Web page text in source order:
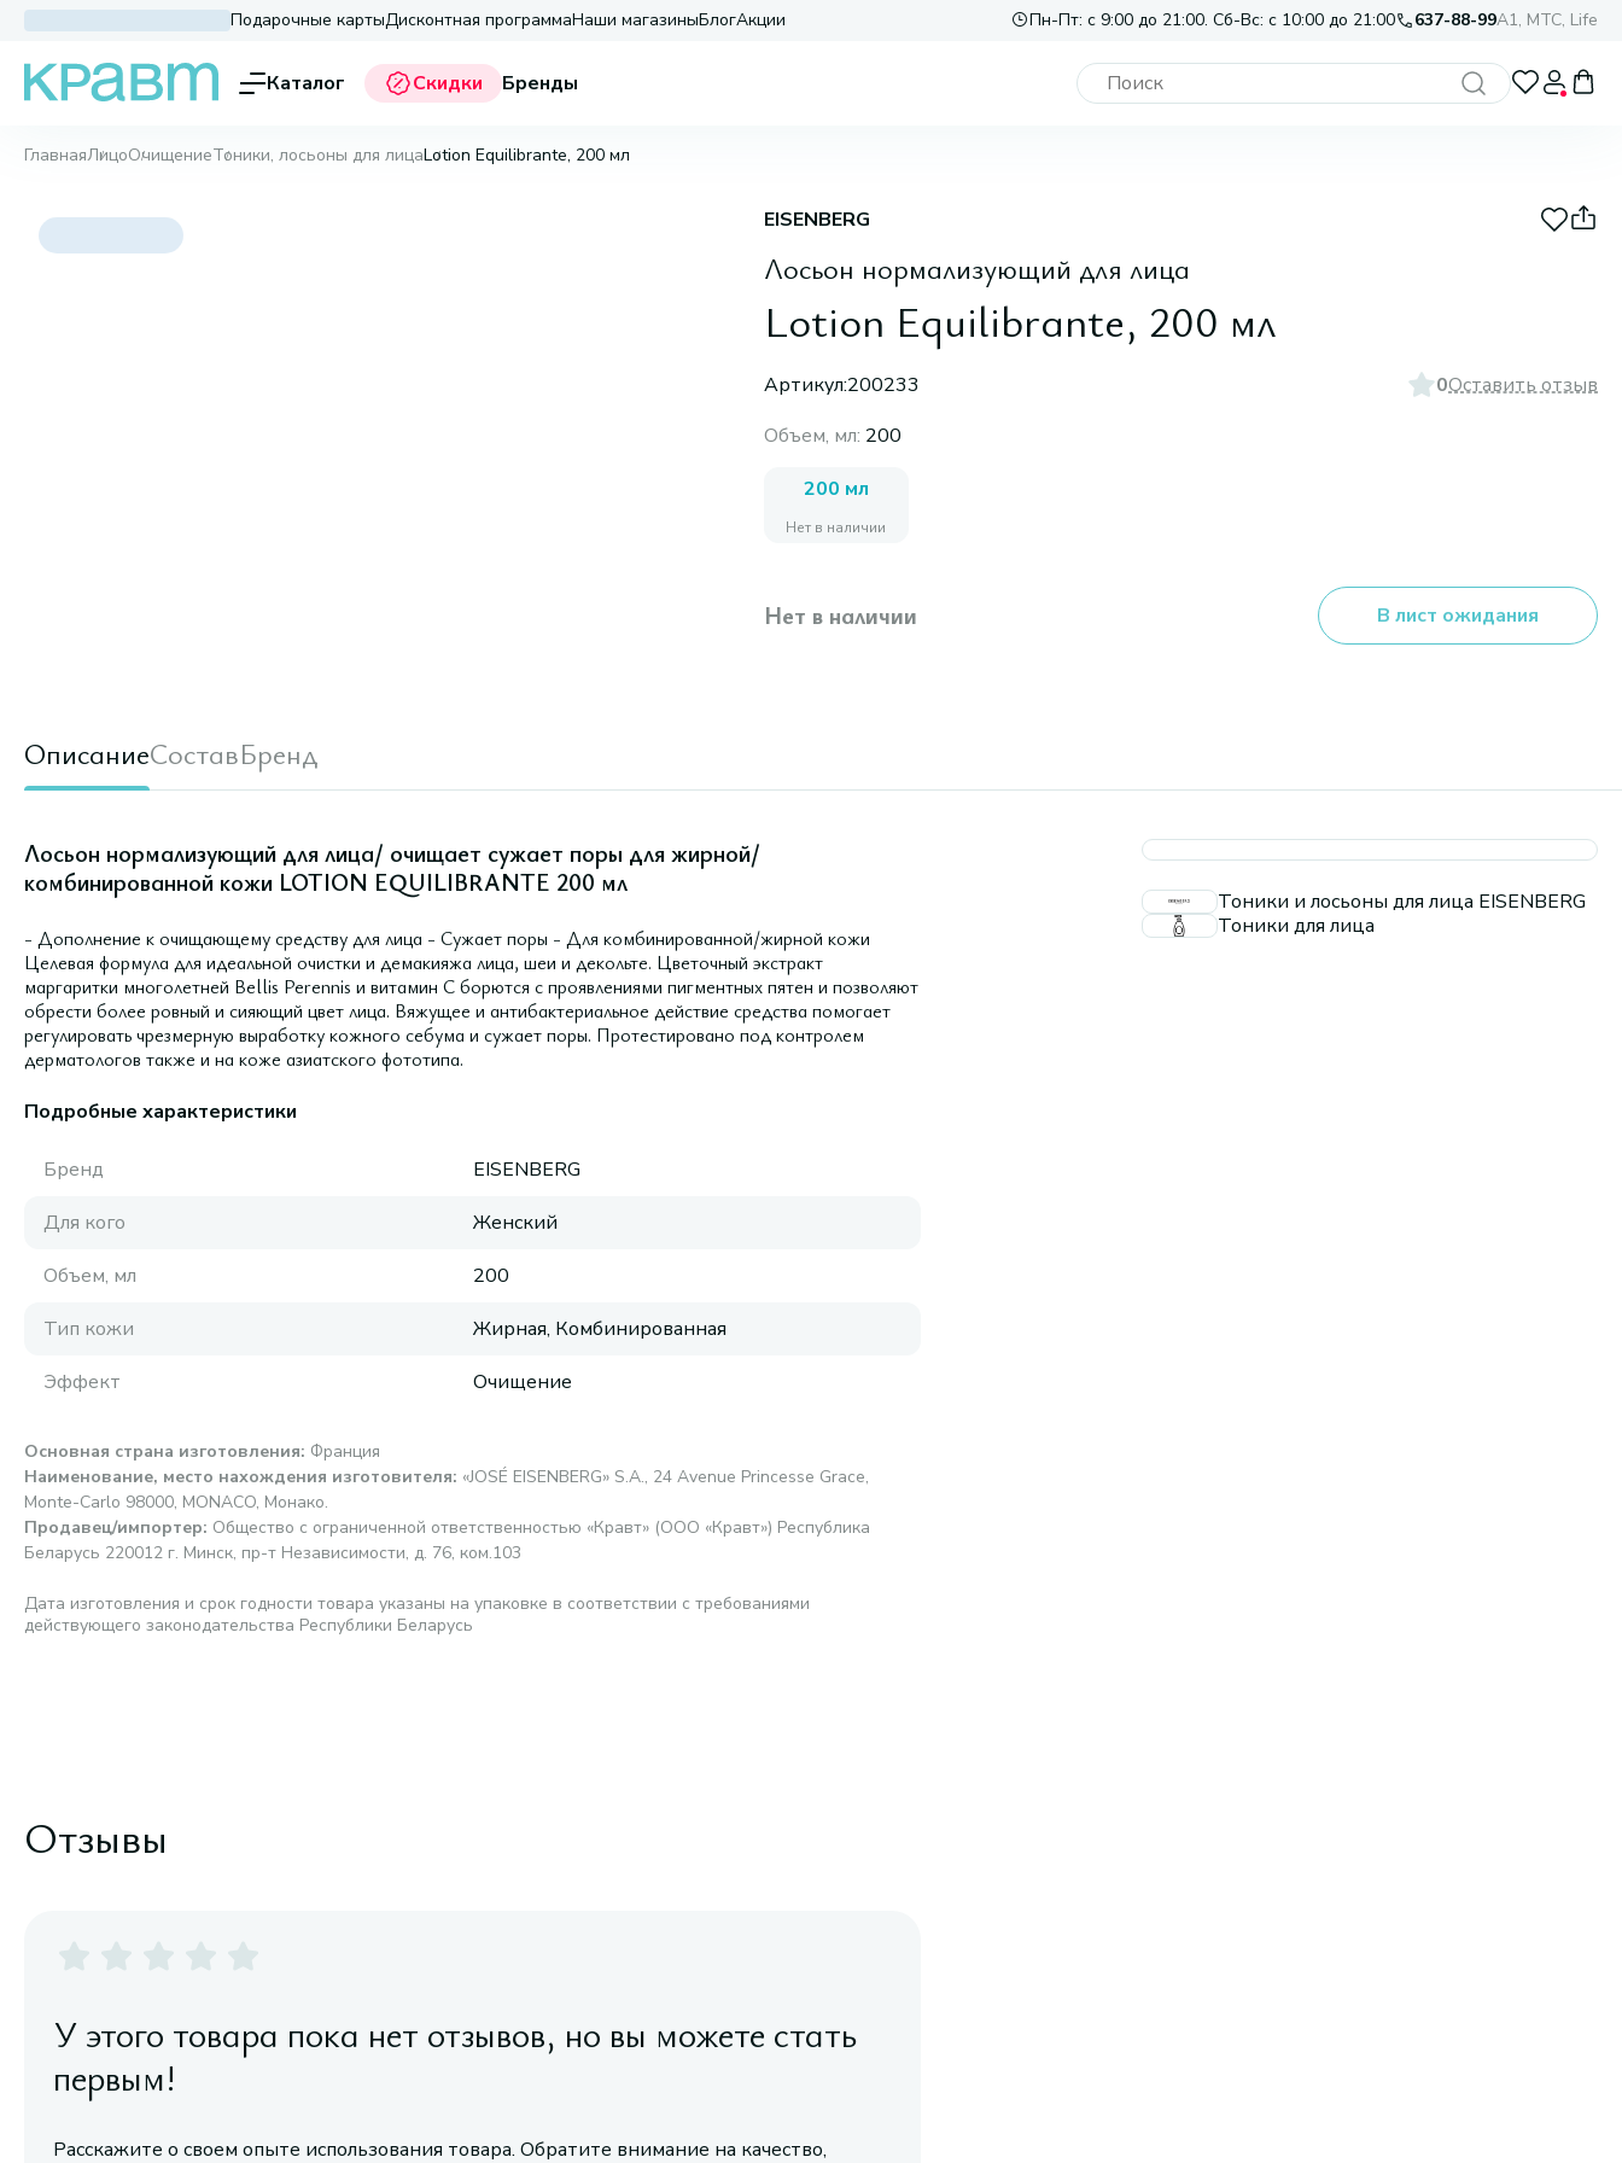
Подарочные картыДисконтная программаНаши магазиныБлогАкции Пн-Пт: с 9:00 до 21:00. Сб-Вс: с 10:00 до 21:00 637-88-99A1, МТС, Life
Каталог Скидки Бренды
ГлавнаяЛицоОчищениеТоники, лосьоны для лицаLotion Equilibrante, 200 мл
EISENBERG
Лосьон нормализующий для лица
Lotion Equilibrante, 200 мл
Артикул:200233 0Оставить отзыв
Объем, мл: 200
200 мл
Нет в наличии
Нет в наличии В лист ожидания
ОписаниеСоставБренд
Лосьон нормализующий для лица/ очищает сужает поры для жирной/
комбинированной кожи LOTION EQUILIBRANTE 200 мл
- Дополнение к очищающему средству для лица - Сужает поры - Для комбинированной/жирной кожи
Целевая формула для идеальной очистки и демакияжа лица, шеи и декольте. Цветочный экстракт
маргаритки многолетней Bellis Perennis и витамин С борются с проявлениями пигментных пятен и позволяют
обрести более ровный и сияющий цвет лица. Вяжущее и антибактериальное действие средства помогает
регулировать чрезмерную выработку кожного себума и сужает поры. Протестировано под контролем
дерматологов также и на коже азиатского фототипа.
Подробные характеристики
Бренд
EISENBERG
Для кого
Женский
Объем, мл
200
Тип кожи
Жирная, Комбинированная
Эффект
Очищение
Основная страна изготовления: Франция
Наименование, место нахождения изготовителя: «JOSÉ EISENBERG» S.A., 24 Avenue Princesse Grace,
Monte-Carlo 98000, MONACO, Монако.
Продавец/импортер: Общество с ограниченной ответственностью «Кравт» (ООО «Кравт») Республика
Беларусь 220012 г. Минск, пр-т Независимости, д. 76, ком.103
Дата изготовления и срок годности товара указаны на упаковке в соответствии с требованиями
действующего законодательства Республики Беларусь
Тоники и лосьоны для лица EISENBERG
Тоники для лица
Отзывы
У этого товара пока нет отзывов, но вы можете стать
первым!
Расскажите о своем опыте использования товара. Обратите внимание на качество,